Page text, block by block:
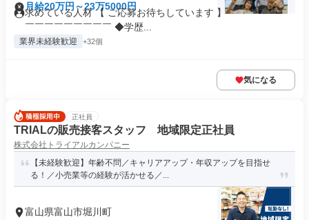
月給20万円～23万5000円
求めている人材 【 ご応募お待ちしています 】 ￣￣￣￣￣￣
￣￣￣￣￣￣￣￣￣ ◆学歴...
業界未経験歓迎 +32個
気になる
正社員
TRIALの販売接客スタッフ 地域限定正社員
株式会社トライアルカンパニー
【未経験歓迎】年齢不問／キャリアアップ・年収アップを目指せ
る！／小売業等の経験が活かせる／...
富山県富山市堀川町